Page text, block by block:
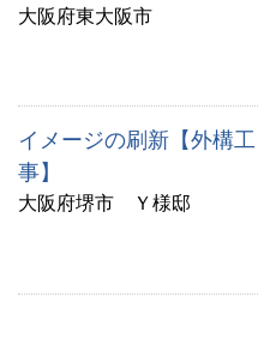
大阪府東大阪市
イメージの刷新【外構工
事】
大阪府堺市 Ｙ様邸